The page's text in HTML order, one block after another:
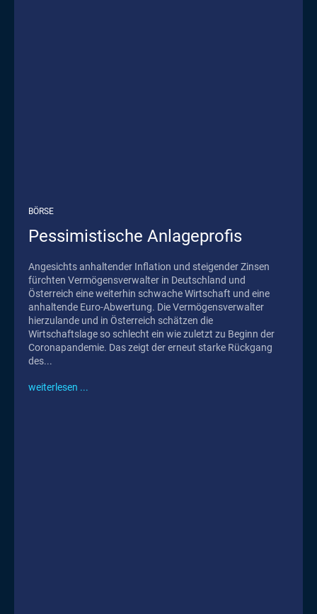
BÖRSE
Pessimistische Anlageprofis
Angesichts anhaltender Inflation und steigender Zinsen
fürchten Vermögensverwalter in Deutschland und
Österreich eine weiterhin schwache Wirtschaft und eine
anhaltende Euro-Abwertung. Die Vermögensverwalter
hierzulande und in Österreich schätzen die
Wirtschaftslage so schlecht ein wie zuletzt zu Beginn der
Coronapandemie. Das zeigt der erneut starke Rückgang
des...
weiterlesen ...